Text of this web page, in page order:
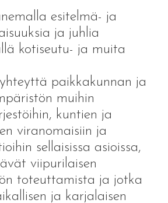
esitelmä- ja
ja juhlia
kotiseutu- ja muita
paikkakunnan ja
muihin
kuntien ja
viranomaisiin ja
sellaisissa asioissa,
viipurilaisen
toteuttamista ja jotka
ja karjalaisen